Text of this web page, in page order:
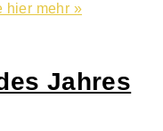
hier mehr »
Jahres